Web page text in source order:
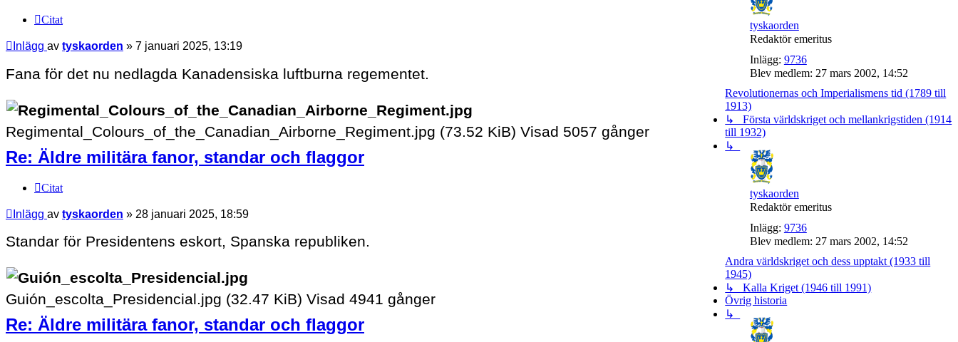
Citat
Inlägg av tyskaorden » 7 januari 2025, 13:19
Fana för det nu nedlagda Kanadensiska luftburna regementet.
Regimental_Colours_of_the_Canadian_Airborne_Regiment.jpg (73.52 KiB) Visad 5057 gånger
tyskaorden
Redaktör emeritus
Inlägg: 9736
Blev medlem: 27 mars 2002, 14:52
Re: Äldre militära fanor, standar och flaggor
Citat
Inlägg av tyskaorden » 28 januari 2025, 18:59
Standar för Presidentens eskort, Spanska republiken.
Guión_escolta_Presidencial.jpg (32.47 KiB) Visad 4941 gånger
tyskaorden
Redaktör emeritus
Inlägg: 9736
Blev medlem: 27 mars 2002, 14:52
Re: Äldre militära fanor, standar och flaggor
Revolutionernas och Imperialismens tid (1789 till
1913)
↳ Första världskriget och mellankrigstiden (1914
till 1932)
↳
Andra världskriget och dess upptakt (1933 till
1945)
↳ Kalla Kriget (1946 till 1991)
Övrig historia
↳